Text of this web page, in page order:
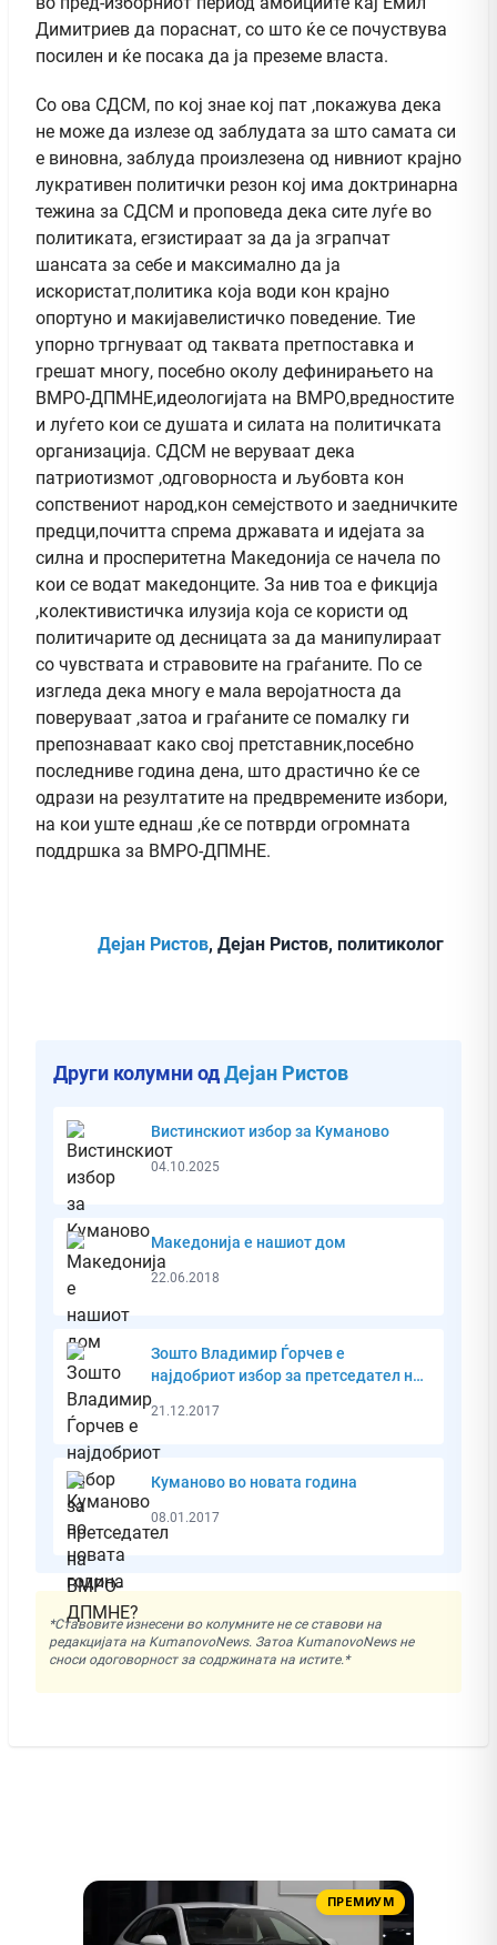
Димитриев да пораснат, со што ќе се почуствува
посилен и ќе посака да ја преземе власта.
Со ова СДСМ, по кој знае кој пат ,покажува дека
не може да излезе од заблудата за што самата си
е виновна, заблуда произлезена од нивниот крајно
лукративен политички резон кој има доктринарна
тежина за СДСМ и проповеда дека сите луѓе во
политиката, егзистираат за да ја зграпчат
шансата за себе и максимално да ја
искористат,политика која води кон крајно
опортуно и макијавелистичко поведение. Тие
упорно тргнуваат од таквата претпоставка и
грешат многу, посебно околу дефинирањето на
ВМРО-ДПМНЕ,идеологијата на ВМРО,вредностите
и луѓето кои се душата и силата на политичката
организација. СДСМ не веруваат дека
патриотизмот ,одговорноста и љубовта кон
сопствениот народ,кон семејството и заедничките
предци,почитта спрема државата и идејата за
силна и просперитетна Македонија се начела по
кои се водат македонците. За нив тоа е фикција
,колективистичка илузија која се користи од
политичарите од десницата за да манипулираат
со чувствата и стравовите на граѓаните. По се
изгледа дека многу е мала веројатноста да
поверуваат ,затоа и граѓаните се помалку ги
препознаваат како свој претставник,посебно
последниве година дена, што драстично ќе се
одрази на резултатите на предвремените избори,
на кои уште еднаш ,ќе се потврди огромната
поддршка за ВМРО-ДПМНЕ.
Дејан Ристов, Дејан Ристов, политиколог
Други колумни одДејан Ристов
Вистинскиот избор за Куманово
04.10.2025
Македонија е нашиот дом
22.06.2018
Зошто Владимир Ѓорчев е
најдобриот избор за претседател на
ВМРО-ДПМНЕ?
21.12.2017
Куманово во новата година
08.01.2017
*Ставовите изнесени во колумните не се ставови на
редакцијата на KumanovoNews. Затоа KumanovoNews не
сноси одоговорност за содржината на истите.*
ПРЕМИУМ